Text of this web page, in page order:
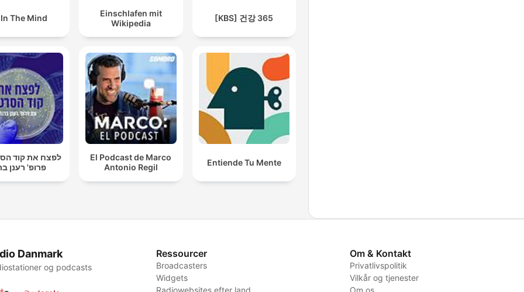
The Mind
Einschlafen mit
Wikipedia
[KBS] 건강 365
לפצח את קוד
פרופ' רענן
El Podcast de Marco
Antonio Regil
Entiende Tu Mente
Danmark
og podcasts
Ressourcer
Broadcasters
Widgets
Radiowebsites efter land
Om & Kontakt
Privatlivspolitik
Vilkår og tjenester
Om os